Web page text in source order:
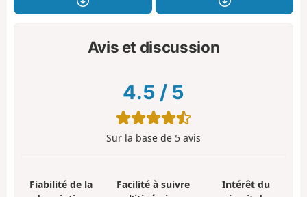
Avis et discussion
4.5 / 5
Sur la base de 5 avis
Fiabilité de la
Facilité à suivre
Intérêt du